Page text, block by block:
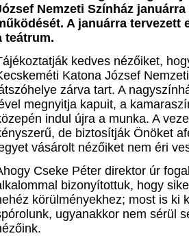
Nemzeti Színház
A januárra
teátrum.
kedves nézőiket,
Katona József
zárva tart. A
megnyitja kapuit, a
indul újra a munka. A
de biztosítják Önöket
vásárolt nézőiket nem éri
Cseke Péter direktor úr
bizonyítottuk, hogy
körülményekhez; most is ki
ugyanakkor nem sérül